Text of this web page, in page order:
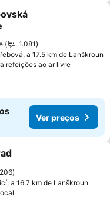
aos favoritos
1.081
a 17.5 km de Lanškroun
refeições ao ar livre
Ver preços
aos favoritos
206
a 16.7 km de Lanškroun